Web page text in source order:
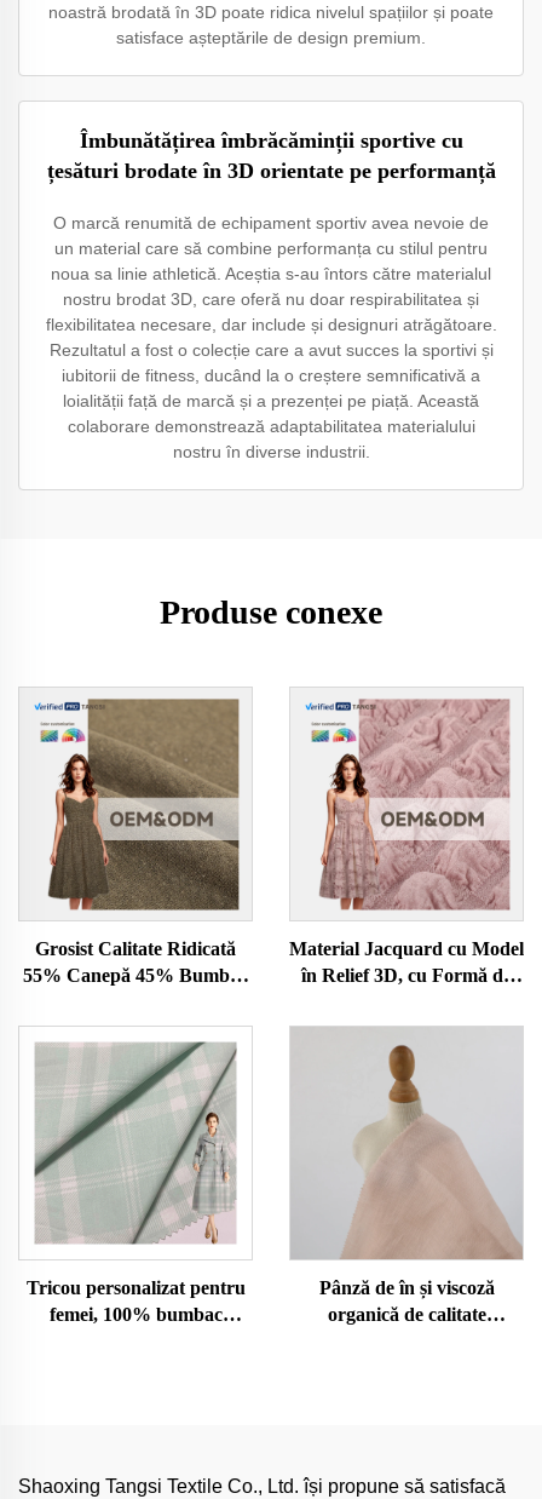
noastră brodată în 3D poate ridica nivelul spațiilor și poate
satisface așteptările de design premium.
Îmbunătățirea îmbrăcăminții sportive cu
țesături brodate în 3D orientate pe performanță
O marcă renumită de echipament sportiv avea nevoie de
un material care să combine performanța cu stilul pentru
noua sa linie athletică. Aceștia s-au întors către materialul
nostru brodat 3D, care oferă nu doar respirabilitatea și
flexibilitatea necesare, dar include și designuri atrăgătoare.
Rezultatul a fost o colecție care a avut succes la sportivi și
iubitorii de fitness, ducând la o creștere semnificativă a
loialității față de marcă și a prezenței pe piață. Această
colaborare demonstrează adaptabilitatea materialului
nostru în diverse industrii.
Produse conexe
Grosist Calitate Ridicată
55% Canepă 45% Bumbac
Fete/Femei Camasa de
Costum Elastică
Monocromă Direct de la
Fabrică
Material Jacquard cu Model
în Relief 3D, cu Formă de
Elastan, Ţesut pentru
Confecţii, Roşii, Vânzare
Rapidă în Gros
Tricou personalizat pentru
femei, 100% bumbac
Pânză de în și viscoză
organică de calitate
ecologică pentru modă
Shaoxing Tangsi Textile Co., Ltd. își propune să satisfacă